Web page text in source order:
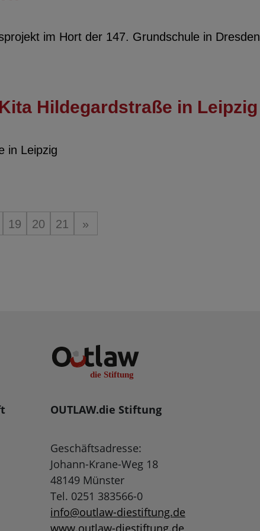
im Hort der 147. Grundschule in Dresden
Hildegardstraße in Leipzig
in Leipzig
19 20 21 »
OUTLAW.die Stiftung
Geschäftsadresse:
Johann-Krane-Weg 18
48149 Münster
Tel. 0251 383566-0
info@outlaw-diestiftung.de
www.outlaw-diestiftung.de